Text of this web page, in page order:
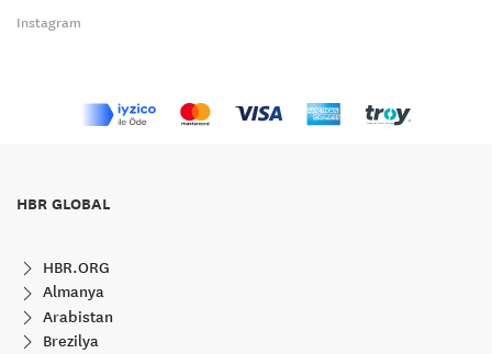
Instagram
HBR GLOBAL
HBR.ORG
Almanya
Arabistan
Brezilya